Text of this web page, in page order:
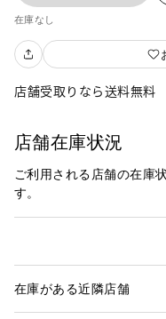
在庫なし
店舗受取りなら送料無料
店舗在庫状況
ご利用される店舗の在庫
す。
在庫がある近隣店舗